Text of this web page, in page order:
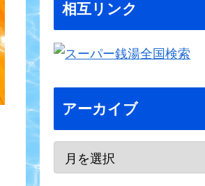
相互リンク
アーカイブ